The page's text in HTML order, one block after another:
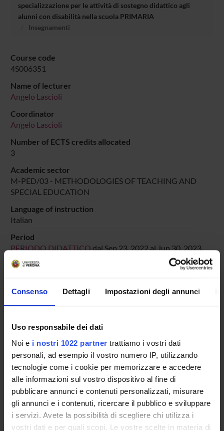
Consenso Dettagli Impostazioni degli annunci
Uso responsabile dei dati
Noi e i nostri 1022 partner trattiamo i vostri dati
personali, ad esempio il vostro numero IP, utilizzando
tecnologie come i cookie per memorizzare e accedere
alle informazioni sul vostro dispositivo al fine di
pubblicare annunci e contenuti personalizzati, misurare
gli annunci e i contenuti, ricercare il pubblico e sviluppare
i servizi. Avete la possibilità di scegliere chi utilizza i
vostri dati e per quali scopi. Le vostre scelte in materia di
specializzazione per le attività di sostegno didattico agli
alunni con disabilità nella scuola PRIMARIA
Insegnamenti
Course code
4S006351
Name of lecturer
Angelo Lascioli
Coordinator
Angelo Lascioli
Number of ECTS credits allocated
3
Academic sector
M-PED/03 - METHODOLOGIES OF TEACHING AND
SPECIAL EDUCATION
Language of instruction
Italian
Period
PERIODO DIDATTICOdal Sep 23, 2022 al Jun 30, 2023.
Seminars related to the course
Overview
Enrolment Policy
Courses
Academic Calendar